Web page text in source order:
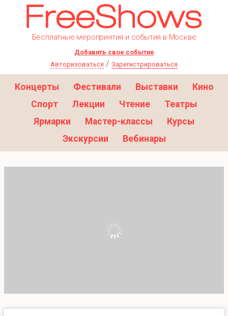
Бесплатные мероприятия и события в Москве
Добавить свое событие
Авторизоваться / Зарегистрироваться
Концерты Фестивали Выставки
Кино
Спорт
Лекции Чтение
Театры
Ярмарки
Мастер-классы
Курсы
Экскурсии
Вебинары